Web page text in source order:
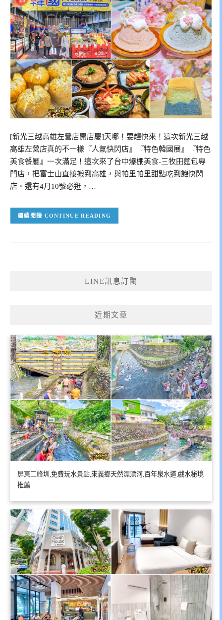
[新光三越高雄左營店開店慶]天哪！要趕快來！這次新光三越
高雄左營店真的不一樣『人氣快閃店』『特色韓國展』『特色
美食餐廳』一次滿足！這次來了台中爆棚美食-三牧田麵包專
門店，把富士山直接搬到高雄，與帕里帕里甜點吃到飽快閃
店。還有4月10號必逛，…
CONTINUE READING
LINE訊息訂閱
近期文章
屏東二峰圳,免費玩水景點,來義鄉天然漂漂河,百年泉水道,戲水秘境
推薦